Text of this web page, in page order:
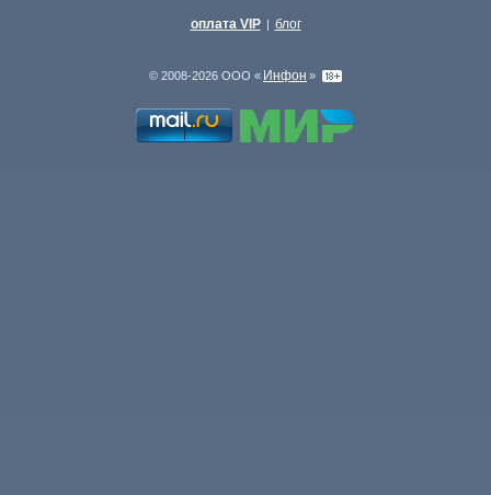
оплата VIP | блог
© 2008-2026 ООО « Инфон »